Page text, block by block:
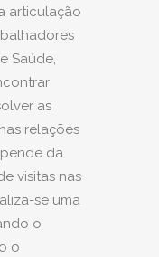
articulação
Saúde,
as
relações
da
visitas nas
se uma
o
o